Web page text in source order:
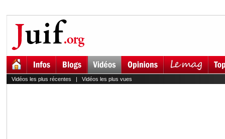
Vidéos les plus récentes | Vidéos les plus vues